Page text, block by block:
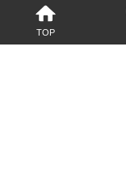
TOP